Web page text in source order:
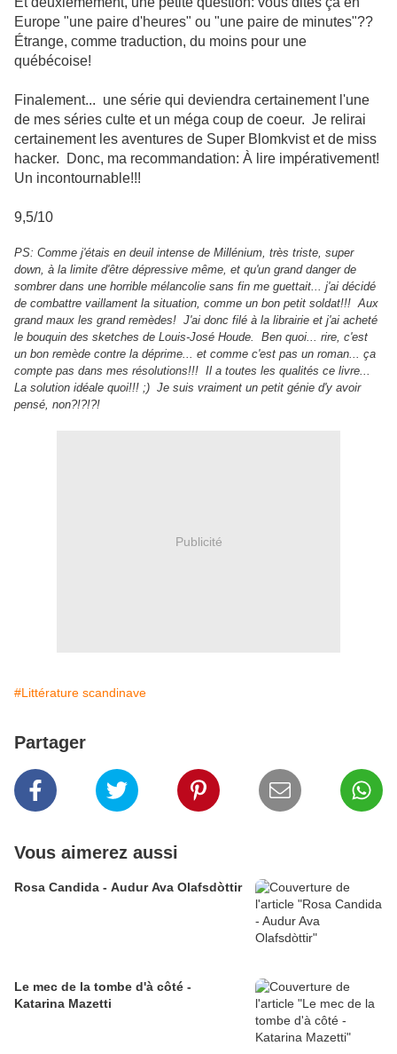
Europe "une paire d'heures" ou "une paire de minutes"??
Étrange, comme traduction, du moins pour une
québécoise!
Finalement... une série qui deviendra certainement l'une
de mes séries culte et un méga coup de coeur. Je relirai
certainement les aventures de Super Blomkvist et de miss
hacker. Donc, ma recommandation: À lire impérativement!
Un incontournable!!!
9,5/10
PS: Comme j'étais en deuil intense de Millénium, très triste, super
down, à la limite d'être dépressive même, et qu'un grand danger de
sombrer dans une horrible mélancolie sans fin me guettait... j'ai décidé
de combattre vaillament la situation, comme un bon petit soldat!!! Aux
grand maux les grand remèdes! J'ai donc filé à la librairie et j'ai acheté
le bouquin des sketches de Louis-José Houde. Ben quoi... rire, c'est
un bon remède contre la déprime... et comme c'est pas un roman... ça
compte pas dans mes résolutions!!! Il a toutes les qualités ce livre...
La solution idéale quoi!!! ;) Je suis vraiment un petit génie d'y avoir
pensé, non?!?!?!
Publicité
#Littérature scandinave
Partager
Vous aimerez aussi
Rosa Candida - Audur Ava Olafsdòttir
Le mec de la tombe d'à côté -
Katarina Mazetti